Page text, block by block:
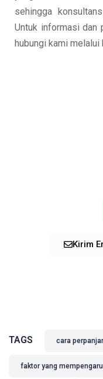
sehingga
Untuk informasi dan
hubungi kami melalui
Kirim
TAGS cara
faktor yang